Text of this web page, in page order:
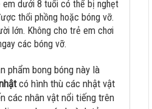
em dưới 8 tuổi có thể bị nghẹt
thổi phồng hoặc bóng vỡ.
lớn. Không cho trẻ em chơi
các bóng vỡ.
phẩm bong bóng này là
có hình thù các nhật vật
các nhân vật nổi tiếng trên